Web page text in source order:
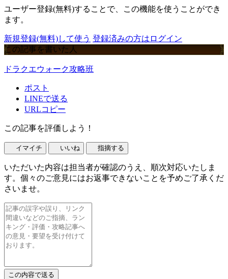
ユーザー登録(無料)することで、この機能を使うことができ
ます。
新規登録(無料)して使う 登録済みの方はログイン
この記事を書いた人
ドラクエウォーク攻略班
ポスト
LINEで送る
URLコピー
この記事を評価しよう！
イマイチ いいね 指摘する
いただいた内容は担当者が確認のうえ、順次対応いたしま
す。個々のご意見にはお返事できないことを予めご了承くだ
さいませ。